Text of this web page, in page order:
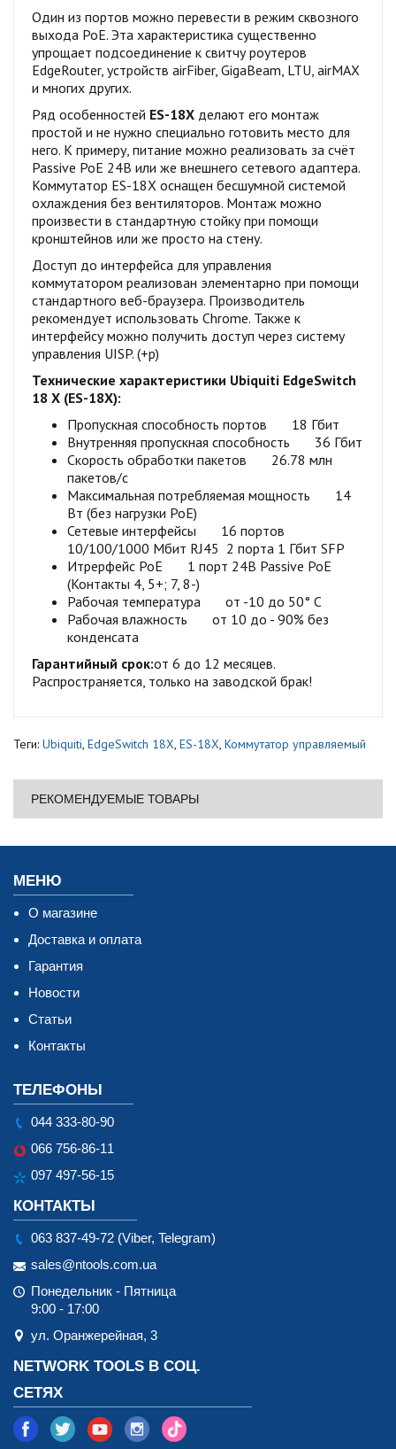
Один из портов можно перевести в режим сквозного
выхода PoE. Эта характеристика существенно
упрощает подсоединение к свитчу роутеров
EdgeRouter, устройств airFiber, GigaBeam, LTU, airMAX
и многих других.
Ряд особенностей ES-18X делают его монтаж
простой и не нужно специально готовить место для
него. К примеру, питание можно реализовать за счёт
Passive PoE 24В или же внешнего сетевого адаптера.
Коммутатор ES-18X оснащен бесшумной системой
охлаждения без вентиляторов. Монтаж можно
произвести в стандартную стойку при помощи
кронштейнов или же просто на стену.
Доступ до интерфейса для управления
коммутатором реализован элементарно при помощи
стандартного веб-браузера. Производитель
рекомендует использовать Chrome. Также к
интерфейсу можно получить доступ через систему
управления UISP. (+р)
Технические характеристики Ubiquiti EdgeSwitch
18 X (ES-18X):
Пропускная способность портов 18 Гбит
Внутренняя пропускная способность 36 Гбит
Скорость обработки пакетов 26.78 млн
пакетов/с
Максимальная потребляемая мощность 14
Вт (без нагрузки PoE)
Сетевые интерфейсы 16 портов
10/100/1000 Мбит RJ45 2 порта 1 Гбит SFP
Итрерфейс PoE 1 порт 24В Passive PoE
(Контакты 4, 5+; 7, 8-)
Рабочая температура от -10 до 50° C
Рабочая влажность от 10 до - 90% без
конденсата
Гарантийный срок:от 6 до 12 месяцев.
Распространяется, только на заводской брак!
Теги: Ubiquiti, EdgeSwitch 18X, ES-18X, Коммутатор управляемый
РЕКОМЕНДУЕМЫЕ ТОВАРЫ
МЕНЮ
О магазине
Доставка и оплата
Гарантия
Новости
Статьи
Контакты
ТЕЛЕФОНЫ
044 333-80-90
066 756-86-11
097 497-56-15
КОНТАКТЫ
063 837-49-72 (Viber, Telegram)
sales@ntools.com.ua
Понедельник - Пятница
9:00 - 17:00
ул. Оранжерейная, 3
NETWORK TOOLS В СОЦ.
СЕТЯХ